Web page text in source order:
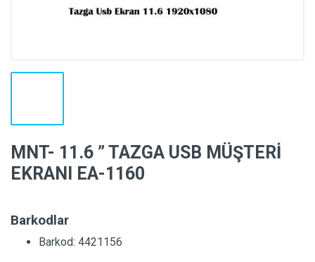
MNT- 11.6 ” TAZGA USB MÜŞTERİ
EKRANI EA-1160
Barkodlar
Barkod: 4421156